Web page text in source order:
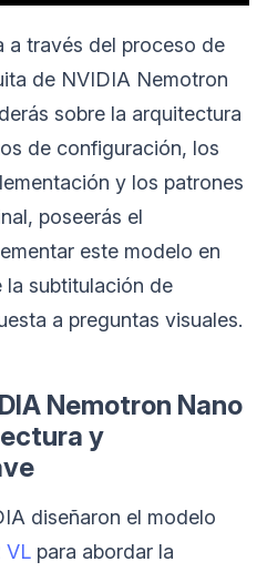
a través del proceso de
de NVIDIA Nemotron
sobre la arquitectura
de configuración, los
y los patrones
poseerás el
este modelo en
la subtitulación de
a preguntas visuales.
Nemotron Nano
y
diseñaron el modelo
VL para abordar la